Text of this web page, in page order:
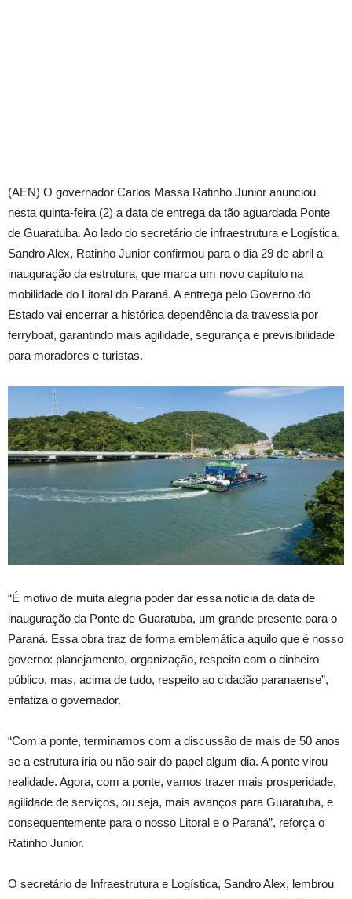
(AEN) O governador Carlos Massa Ratinho Junior anunciou
nesta quinta-feira (2) a data de entrega da tão aguardada Ponte
de Guaratuba. Ao lado do secretário de infraestrutura e Logística,
Sandro Alex, Ratinho Junior confirmou para o dia 29 de abril a
inauguração da estrutura, que marca um novo capítulo na
mobilidade do Litoral do Paraná. A entrega pelo Governo do
Estado vai encerrar a histórica dependência da travessia por
ferryboat, garantindo mais agilidade, segurança e previsibilidade
para moradores e turistas.
“É motivo de muita alegria poder dar essa notícia da data de
inauguração da Ponte de Guaratuba, um grande presente para o
Paraná. Essa obra traz de forma emblemática aquilo que é nosso
governo: planejamento, organização, respeito com o dinheiro
público, mas, acima de tudo, respeito ao cidadão paranaense”,
enfatiza o governador.
“Com a ponte, terminamos com a discussão de mais de 50 anos
se a estrutura iria ou não sair do papel algum dia. A ponte virou
realidade. Agora, com a ponte, vamos trazer mais prosperidade,
agilidade de serviços, ou seja, mais avanços para Guaratuba, e
consequentemente para o nosso Litoral e o Paraná”, reforça o
Ratinho Junior.
O secretário de Infraestrutura e Logística, Sandro Alex, lembrou